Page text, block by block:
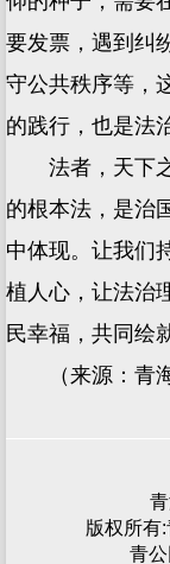
要发票，遇到纠
守公共秩序等，
的践行，也是法
法者，天下之
的根本法，是治
中体现。让我们
植人心，让法治
民幸福，共同绘
（来源：青海
版权所有
青